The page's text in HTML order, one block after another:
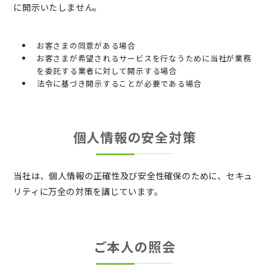
に開示いたしません。
お客さまの同意がある場合
お客さまが希望されるサービスを行なうために当社が業務
を委託する業者に対して開示する場合
法令に基づき開示することが必要である場合
個人情報の安全対策
当社は、個人情報の正確性及び安全性確保のために、セキュ
リティに万全の対策を講じています。
ご本人の照会